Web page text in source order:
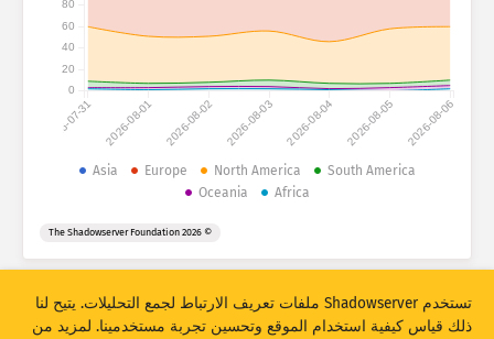
مجموعة البيانات
متراكب
إعادة ضبط
2026-07-31 2026-08-01 2026-08-02 2026-08-03 2026-08-04 2026-08-05 2026-08-06
0
20
40
60
80
Asia Europe North America
South America
Oceania
Africa
© 2026 The Shadowserver Foundation
تستخدم Shadowserver ملفات تعريف الارتباط لجمع التحليلات. يتيح لنا
ذلك قياس كيفية استخدام الموقع وتحسين تجربة مستخدمينا. لمزيد من